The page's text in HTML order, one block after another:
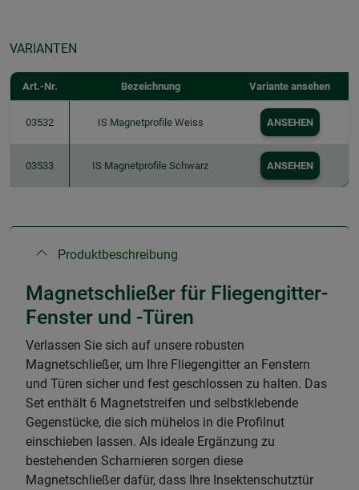
VARIANTEN
Art.-Nr. Bezeichnung Variante ansehen
03532 IS Magnetprofile Weiss ANSEHEN
03533 IS Magnetprofile Schwarz ANSEHEN
Produktbeschreibung
Magnetschließer für Fliegengitter-
Fenster und -Türen
Verlassen Sie sich auf unsere robusten
Magnetschließer, um Ihre Fliegengitter an Fenstern
und Türen sicher und fest geschlossen zu halten. Das
Set enthält 6 Magnetstreifen und selbstklebende
Gegenstücke, die sich mühelos in die Profilnut
einschieben lassen. Als ideale Ergänzung zu
bestehenden Scharnieren sorgen diese
Magnetschließer dafür, dass Ihre Insektenschutztür